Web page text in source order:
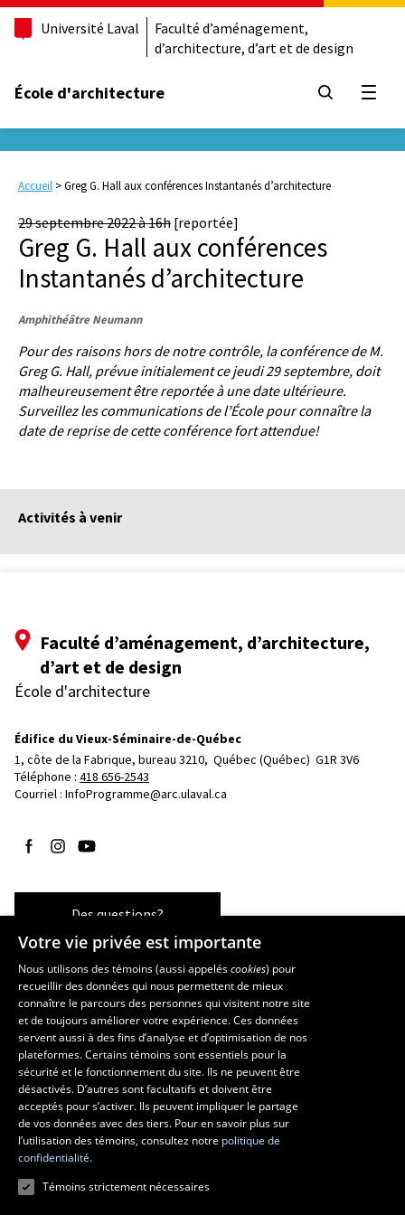
Université Laval
Faculté d’aménagement,
d’architecture, d’art et de design
École d'architecture
Accueil >Greg G. Hall aux conférences Instantanés d’architecture
29 septembre 2022 à 16h [reportée]
Greg G. Hall aux conférences
Instantanés d’architecture
Amphithéâtre Neumann
Pour des raisons hors de notre contrôle, la conférence de M.
Greg G. Hall, prévue initialement ce jeudi 29 septembre, doit
malheureusement être reportée à une date ultérieure.
Surveillez les communications de l’École pour connaître la
date de reprise de cette conférence fort attendue!
Activités à venir
Faculté d’aménagement, d’architecture,
d’art et de design
École d'architecture
Édifice du Vieux-Séminaire-de-Québec
1, côte de la Fabrique, bureau 3210, Québec (Québec)  G1R 3V6
Téléphone : 418 656-2543
Courriel : InfoProgramme@arc.ulaval.ca
Suivez-nous sur Facebook
Suivez-nous sur Instagram
Suivez-nous sur YouTube
Des questions?
Les écoles et la recherche
École d’art
École supérieure d’aménagement du territoire et de développement
régional
École de design
Centre de recherche en aménagement et développement
Votre vie privée est importante
Nous utilisons des témoins (aussi appeléscookies) pour
recueillir des données qui nous permettent de mieux
connaître le parcours des personnes qui visitent notre site
et de toujours améliorer votre expérience. Ces données
servent aussi à des fins d’analyse et d’optimisation de nos
plateformes. Certains témoins sont essentiels pour la
sécurité et le fonctionnement du site. Ils ne peuvent être
désactivés. D’autres sont facultatifs et doivent être
acceptés pour s’activer. Ils peuvent impliquer le partage
de vos données avec des tiers. Pour en savoir plus sur
l’utilisation des témoins, consultez notre politique de
confidentialité.
Témoins strictement nécessaires